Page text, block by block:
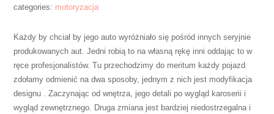
categories: motoryzacja
Każdy by chciał by jego auto wyróżniało się pośród innych seryjnie
produkowanych aut. Jedni robią to na własną rękę inni oddając to w
ręce profesjonalistów. Tu przechodzimy do meritum każdy pojazd
zdołamy odmienić na dwa sposoby, jednym z nich jest modyfikacja
designu . Zaczynając od wnętrza, jego detali po wygląd karoserii i
wygląd zewnętrznego. Druga zmiana jest bardziej niedostrzegalna i